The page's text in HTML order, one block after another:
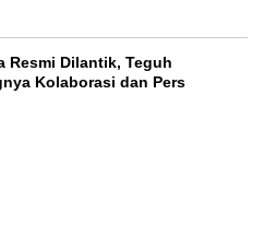
Resmi Dilantik, Teguh
Kolaborasi dan Pers